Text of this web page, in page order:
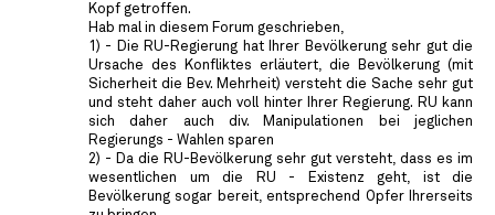
Kopf getroffen.
Hab mal in diesem Forum geschrieben,
1) - Die RU-Regierung hat Ihrer Bevölkerung sehr gut die
Ursache des Konfliktes erläutert, die Bevölkerung (mit
Sicherheit die Bev. Mehrheit) versteht die Sache sehr gut
und steht daher auch voll hinter Ihrer Regierung. RU kann
sich daher auch div. Manipulationen bei jeglichen
Regierungs - Wahlen sparen
2) - Da die RU-Bevölkerung sehr gut versteht, dass es im
wesentlichen um die RU - Existenz geht, ist die
Bevölkerung sogar bereit, entsprechend Opfer Ihrerseits